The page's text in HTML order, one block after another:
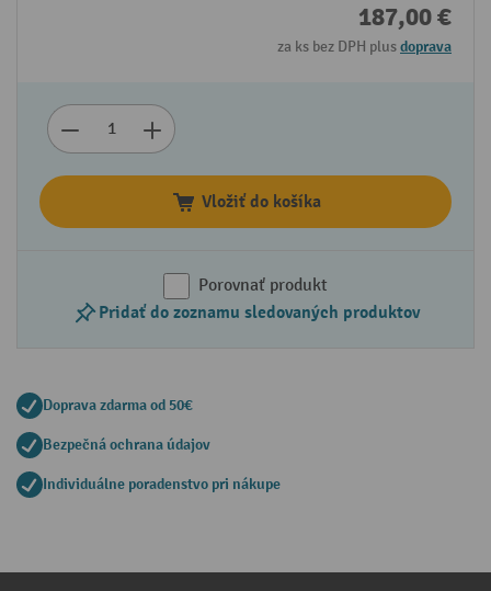
187,00 €
za ks bez DPH plusdoprava
Vložiť do košíka
Porovnať produkt
Pridať do zoznamu sledovaných produktov
Doprava zdarma od 50€
Bezpečná ochrana údajov
Individuálne poradenstvo pri nákupe